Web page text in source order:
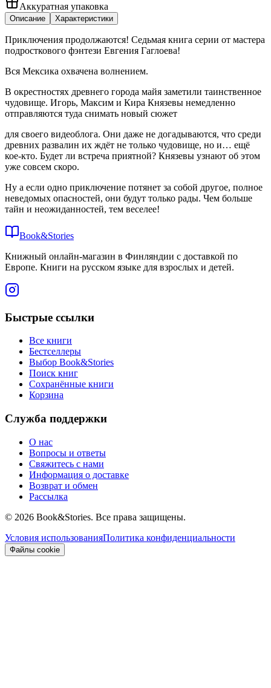
Аккуратная упаковка
Описание Характеристики
Приключения продолжаются! Седьмая книга серии от мастера
подросткового фэнтези Евгения Гаглоева!
Вся Мексика охвачена волнением.
В окрестностях древнего города майя заметили таинственное
чудовище. Игорь, Максим и Кира Князевы немедленно
отправляются туда снимать новый сюжет
для своего видеоблога. Они даже не догадываются, что среди
древних развалин их ждёт не только чудовище, но и… ещё
кое-кто. Будет ли встреча приятной? Князевы узнают об этом
уже совсем скоро.
Ну а если одно приключение потянет за собой другое, полное
неведомых опасностей, они будут только рады. Чем больше
тайн и неожиданностей, тем веселее!
Book&Stories
Книжный онлайн-магазин в Финляндии с доставкой по
Европе. Книги на русском языке для взрослых и детей.
Быстрые ссылки
Все книги
Бестселлеры
Выбор Book&Stories
Поиск книг
Сохранённые книги
Корзина
Служба поддержки
О нас
Вопросы и ответы
Свяжитесь с нами
Информация о доставке
Возврат и обмен
Рассылка
© 2026 Book&Stories. Все права защищены.
Условия использованияПолитика конфиденциальности
Файлы cookie